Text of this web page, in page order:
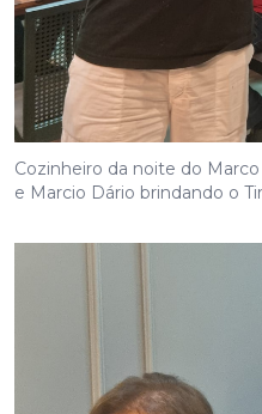
Cozinheiro da noite do
e Marcio Dário brindando o